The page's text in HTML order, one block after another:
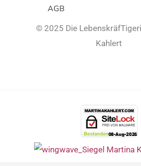
AGB
© 2025 Die
Kahlert